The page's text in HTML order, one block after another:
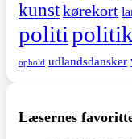
kunstkørekort
politipolitik
ophold udlandsdansker
Læsernes